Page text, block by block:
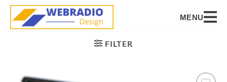
MENU
FILTER